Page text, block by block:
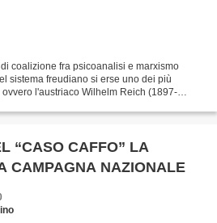
coalizione fra psicoanalisi e marxismo
sistema freudiano si erse uno dei più
l'austriaco Wilhelm Reich (1897-
“CASO CAFFO” LA
CAMPAGNA NAZIONALE